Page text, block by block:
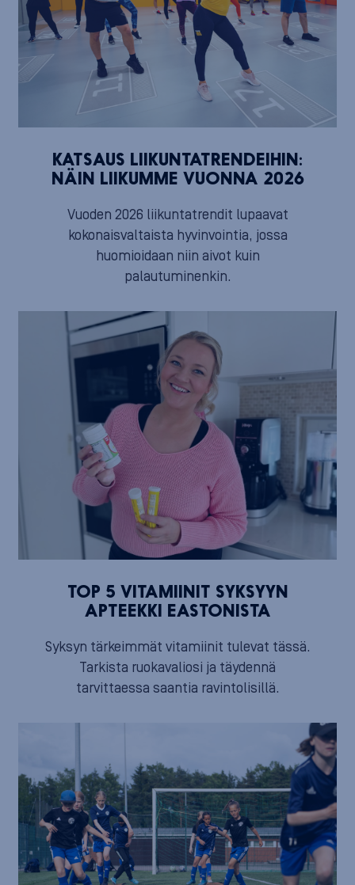
KATSAUS LIIKUNTATRENDEIHIN:
NÄIN LIIKUMME VUONNA 2026
Vuoden 2026 liikuntatrendit lupaavat
kokonaisvaltaista hyvinvointia, jossa
huomioidaan niin aivot kuin
palautuminenkin.
TOP 5 VITAMIINIT SYKSYYN
APTEEKKI EASTONISTA
Syksyn tärkeimmät vitamiinit tulevat tässä.
Tarkista ruokavaliosi ja täydennä
tarvittaessa saantia ravintolisillä.